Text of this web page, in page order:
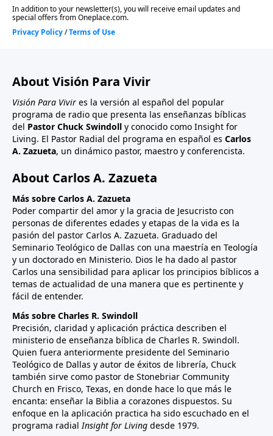
About Visión Para Vivir
Visión Para Vivir es la versión al español del popular
programa de radio que presenta las enseñanzas bíblicas
del Pastor Chuck Swindoll y conocido como Insight for
Living. El Pastor Radial del programa en español es Carlos
A. Zazueta, un dinámico pastor, maestro y conferencista.
About Carlos A. Zazueta
Más sobre Carlos A. Zazueta
Poder compartir del amor y la gracia de Jesucristo con
personas de diferentes edades y etapas de la vida es la
pasión del pastor Carlos A. Zazueta. Graduado del
Seminario Teológico de Dallas con una maestría en Teología
y un doctorado en Ministerio. Dios le ha dado al pastor
Carlos una sensibilidad para aplicar los principios bíblicos a
temas de actualidad de una manera que es pertinente y
fácil de entender.
Más sobre Charles R. Swindoll
Precisión, claridad y aplicación práctica describen el
ministerio de enseñanza bíblica de Charles R. Swindoll.
Quien fuera anteriormente presidente del Seminario
Teológico de Dallas y autor de éxitos de librería, Chuck
también sirve como pastor de Stonebriar Community
Church en Frisco, Texas, en donde hace lo que más le
encanta: enseñar la Biblia a corazones dispuestos. Su
enfoque en la aplicación practica ha sido escuchado en el
programa radialInsight for Living desde 1979.